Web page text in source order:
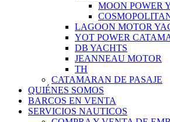
MOON POWER
LAGOON MOTOR
YOT POWER
DB YACHTS
JEANNEAU MOTOR
TH
CATAMARAN DE PASAJE
QUIÉNES SOMOS
BARCOS EN VENTA
SERVICIOS NAUTICOS